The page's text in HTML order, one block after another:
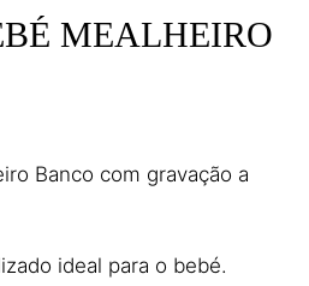
MEALHEIRO
Banco com gravação a
ideal para o bebé.